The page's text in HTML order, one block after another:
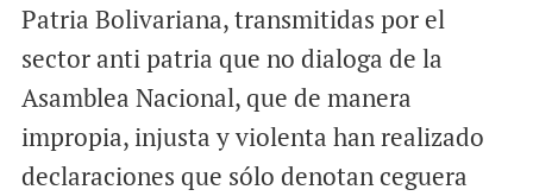
Patria Bolivariana, transmitidas por el
sector anti patria que no dialoga de la
Asamblea Nacional, que de manera
impropia, injusta y violenta han realizado
declaraciones que sólo denotan ceguera